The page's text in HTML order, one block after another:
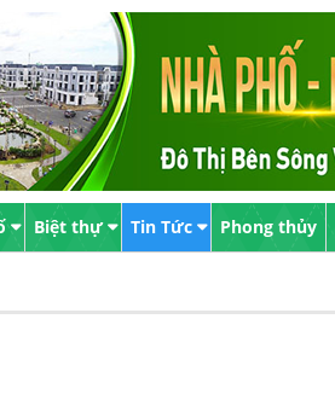
Biệt thự Tin Tức Phong thủy